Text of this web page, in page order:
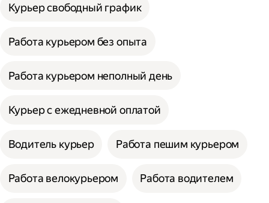
Курьер свободный график
Работа курьером без опыта
Работа курьером неполный день
Курьер с ежедневной оплатой
Водитель курьер Работа пешим курьером
Работа велокурьером Работа водителем